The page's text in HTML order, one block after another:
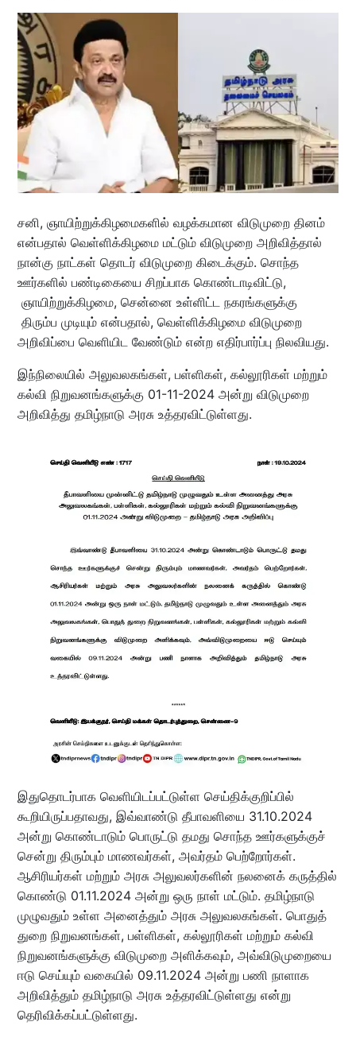
சனி, ஞாயிற்றுக்கிழமைகளில் வழக்கமான விடுமுறை தினம்
என்பதால் வெள்ளிக்கிழமை மட்டும் விடுமுறை அறிவித்தால்
நான்கு நாட்கள் தொடர் விடுமுறை கிடைக்கும். சொந்த
ஊர்களில் பண்டிகையை சிறப்பாக கொண்டாடிவிட்டு,
ஞாயிற்றுக்கிழமை, சென்னை உள்ளிட்ட நகரங்களுக்கு
திரும்ப முடியும் என்பதால், வெள்ளிக்கிழமை விடுமுறை
அறிவிப்பை வெளியிட வேண்டும் என்ற எதிர்பார்ப்பு நிலவியது.
இந்நிலையில் அலுவலகங்கள், பள்ளிகள், கல்லூரிகள் மற்றும்
கல்வி நிறுவனங்களுக்கு 01-11-2024 அன்று விடுமுறை
அறிவித்து தமிழ்நாடு அரசு உத்தரவிட்டுள்ளது.
இதுதொடர்பாக வெளியிடப்பட்டுள்ள செய்திக்குறிப்பில்
கூறியிருப்பதாவது, இவ்வாண்டு தீபாவளியை 31.10.2024
அன்று கொண்டாடும் பொருட்டு தமது சொந்த ஊர்களுக்குச்
சென்று திரும்பும் மாணவர்கள், அவர்தம் பெற்றோர்கள்.
ஆசிரியர்கள் மற்றும் அரசு அலுவலர்களின் நலனைக் கருத்தில்
கொண்டு 01.11.2024 அன்று ஒரு நாள் மட்டும். தமிழ்நாடு
முழுவதும் உள்ள அனைத்தும் அரசு அலுவலகங்கள். பொதுத்
துறை நிறுவனங்கள், பள்ளிகள், கல்லூரிகள் மற்றும் கல்வி
நிறுவனங்களுக்கு விடுமுறை அளிக்கவும், அவ்விடுமுறையை
ஈடு செய்யும் வகையில் 09.11.2024 அன்று பணி நாளாக
அறிவித்தும் தமிழ்நாடு அரசு உத்தரவிட்டுள்ளது என்று
தெரிவிக்கப்பட்டுள்ளது.